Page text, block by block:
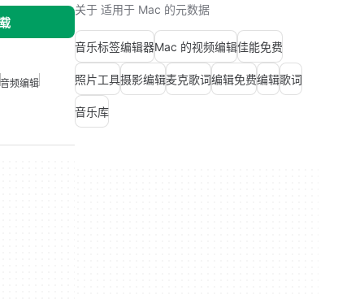
音频编辑
关于 适用于 Mac 的元数据
音乐标签编辑器Mac 的视频编辑佳能免费
照片工具摄影编辑麦克歌词编辑免费编辑歌词
音乐库